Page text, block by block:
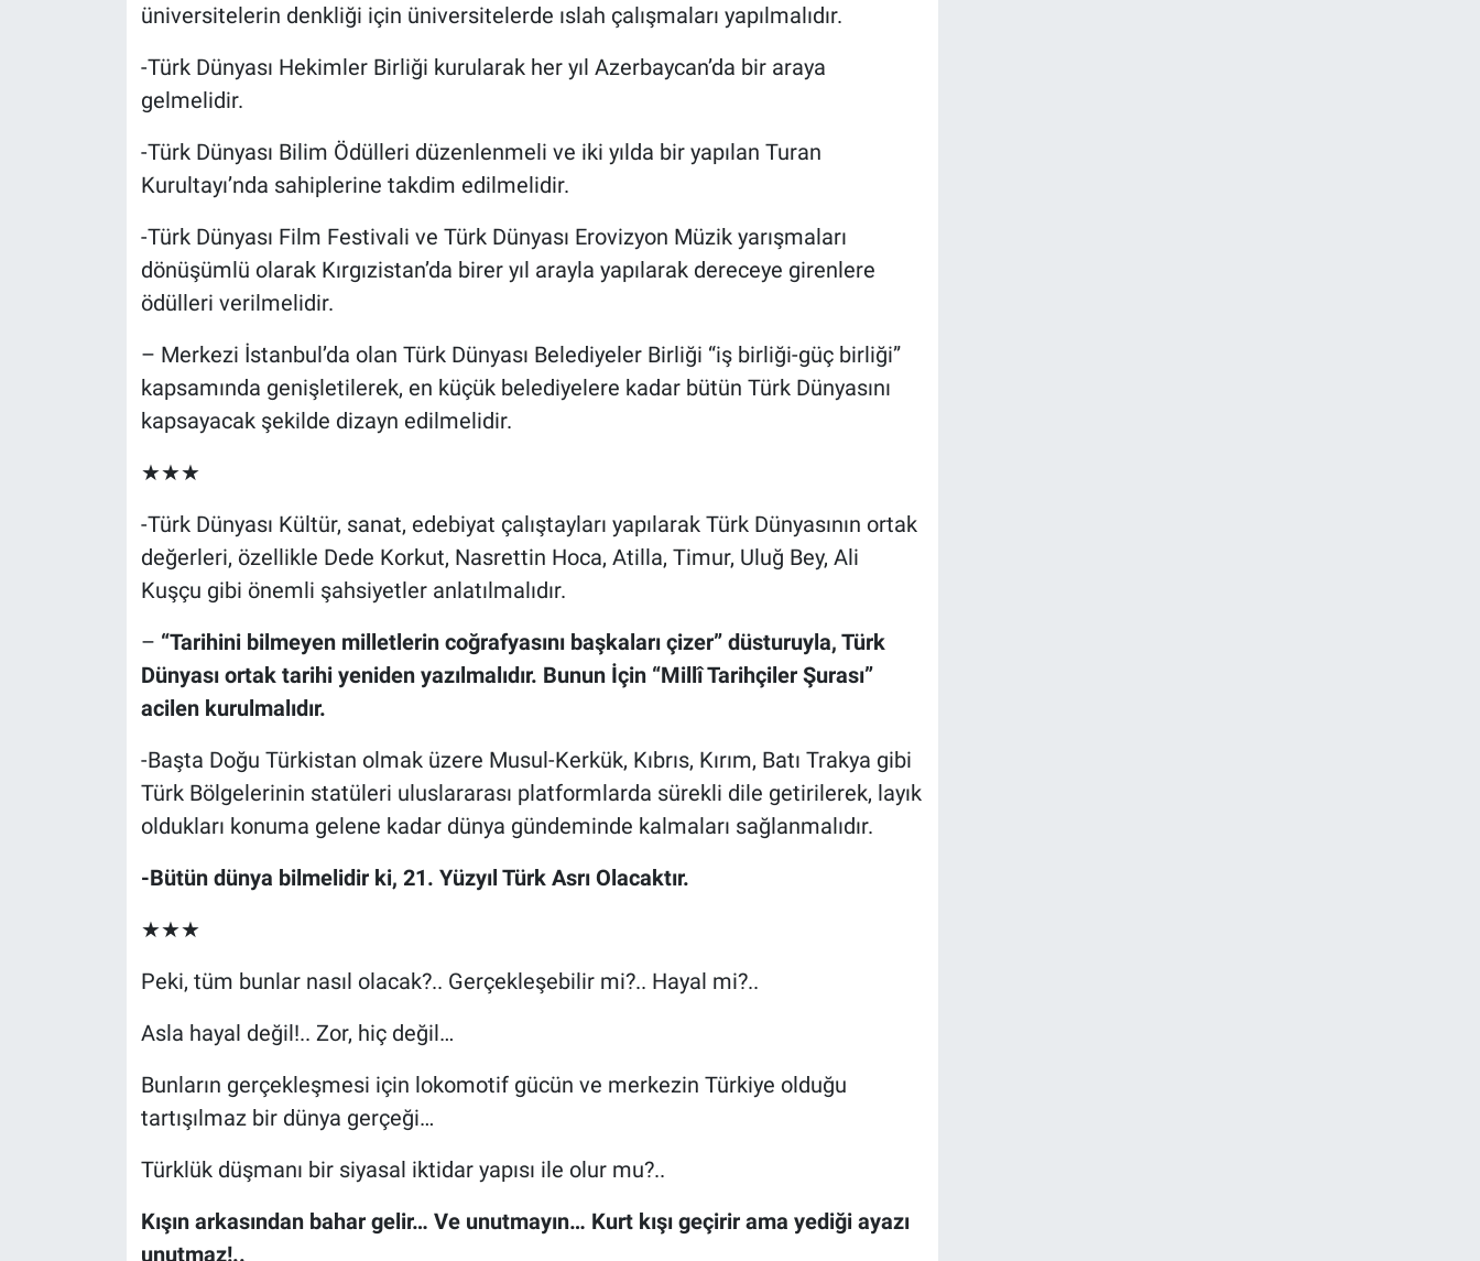
üniversitelerin denkliği için üniversitelerde ıslah çalışmaları yapılmalıdır.
-Türk Dünyası Hekimler Birliği kurularak her yıl Azerbaycan’da bir araya
gelmelidir.
-Türk Dünyası Bilim Ödülleri düzenlenmeli ve iki yılda bir yapılan Turan
Kurultayı’nda sahiplerine takdim edilmelidir.
-Türk Dünyası Film Festivali ve Türk Dünyası Erovizyon Müzik yarışmaları
dönüşümlü olarak Kırgızistan’da birer yıl arayla yapılarak dereceye girenlere
ödülleri verilmelidir.
– Merkezi İstanbul’da olan Türk Dünyası Belediyeler Birliği “iş birliği-güç birliği”
kapsamında genişletilerek, en küçük belediyelere kadar bütün Türk Dünyasını
kapsayacak şekilde dizayn edilmelidir.
★★★
-Türk Dünyası Kültür, sanat, edebiyat çalıştayları yapılarak Türk Dünyasının ortak
değerleri, özellikle Dede Korkut, Nasrettin Hoca, Atilla, Timur, Uluğ Bey, Ali
Kuşçu gibi önemli şahsiyetler anlatılmalıdır.
– “Tarihini bilmeyen milletlerin coğrafyasını başkaları çizer” düsturuyla, Türk
Dünyası ortak tarihi yeniden yazılmalıdır. Bunun İçin “Millî Tarihçiler Şurası”
acilen kurulmalıdır.
-Başta Doğu Türkistan olmak üzere Musul-Kerkük, Kıbrıs, Kırım, Batı Trakya gibi
Türk Bölgelerinin statüleri uluslararası platformlarda sürekli dile getirilerek, layık
oldukları konuma gelene kadar dünya gündeminde kalmaları sağlanmalıdır.
-Bütün dünya bilmelidir ki, 21. Yüzyıl Türk Asrı Olacaktır.
★★★
Peki, tüm bunlar nasıl olacak?.. Gerçekleşebilir mi?.. Hayal mi?..
Asla hayal değil!.. Zor, hiç değil…
Bunların gerçekleşmesi için lokomotif gücün ve merkezin Türkiye olduğu
tartışılmaz bir dünya gerçeği…
Türklük düşmanı bir siyasal iktidar yapısı ile olur mu?..
Kışın arkasından bahar gelir… Ve unutmayın… Kurt kışı geçirir ama yediği ayazı
unutmaz!..